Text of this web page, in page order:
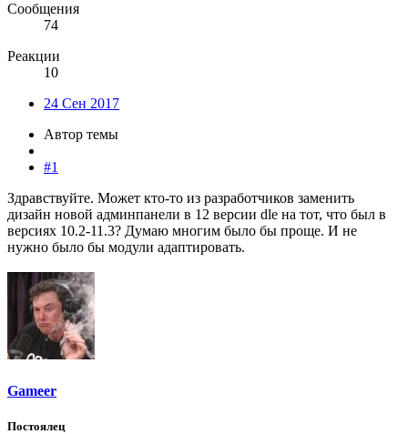
Сообщения
74
Реакции
10
24 Сен 2017
Автор темы
#1
Здравствуйте. Может кто-то из разработчиков заменить
дизайн новой админпанели в 12 версии dle на тот, что был в
версиях 10.2-11.3? Думаю многим было бы проще. И не
нужно было бы модули адаптировать.
Gameer
Постоялец